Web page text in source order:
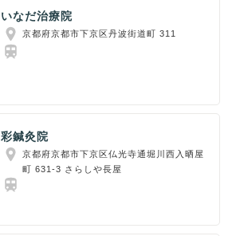
いなだ治療院
京都府京都市下京区丹波街道町 311
彩鍼灸院
京都府京都市下京区仏光寺通堀川西入晒屋
町 631-3 さらしや長屋